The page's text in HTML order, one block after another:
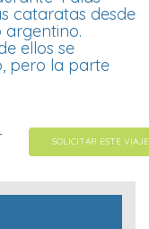
cataratas desde
argentino.
ellos se
pero la parte
SOLICITAR ESTE VIAJE